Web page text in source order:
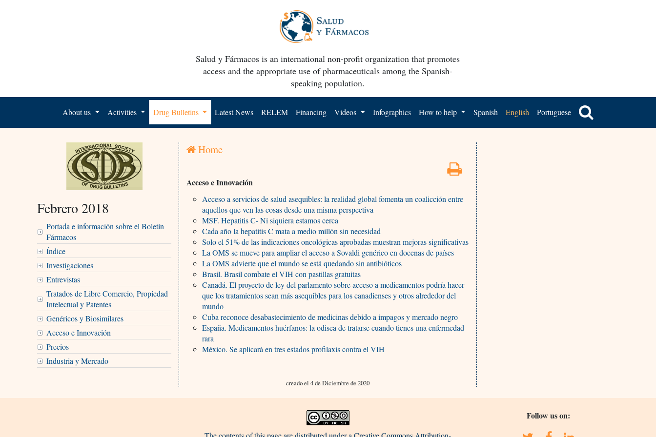
Salud y Fármacos is an international non-profit organization that promotes
access and the appropriate use of pharmaceuticals among the Spanish-
speaking population.
About us Activities Drug Bulletins Latest News RELEM Financing Videos Infographics How to help Spanish English Portuguese
Febrero 2018
Portada e información sobre el Boletín
Fármacos
Índice
Investigaciones
Entrevistas
Tratados de Libre Comercio, Propiedad
Intelectual y Patentes
Genéricos y Biosimilares
Acceso e Innovación
Precios
Industria y Mercado
Home
Acceso e Innovación
Acceso a servicios de salud asequibles: la realidad global fomenta un coalicción entre
aquellos que ven las cosas desde una misma perspectiva
MSF. Hepatitis C- Ni siquiera estamos cerca
Cada año la hepatitis C mata a medio millón sin necesidad
Solo el 51% de las indicaciones oncológicas aprobadas muestran mejoras significativas
La OMS se mueve para ampliar el acceso a Sovaldi genérico en docenas de países
La OMS advierte que el mundo se está quedando sin antibióticos
Brasil. Brasil combate el VIH con pastillas gratuitas
Canadá. El proyecto de ley del parlamento sobre acceso a medicamentos podría hacer
que los tratamientos sean más asequibles para los canadienses y otros alrededor del
mundo
Cuba reconoce desabastecimiento de medicinas debido a impagos y mercado negro
España. Medicamentos huérfanos: la odisea de tratarse cuando tienes una enfermedad
rara
México. Se aplicará en tres estados profilaxis contra el VIH
creado el 4 de Diciembre de 2020
Follow us on: